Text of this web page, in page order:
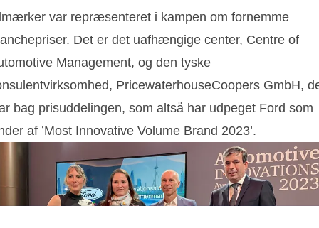
var repræsenteret i kampen om fornemme
Det er det uafhængige center, Centre of
Management, og den tyske
PricewaterhouseCoopers GmbH,
bag prisuddelingen, som altså har udpeget Ford som
af ’Most Innovative Volume Brand 2023’.